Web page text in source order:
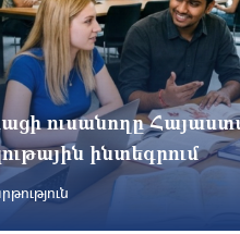
ուսանողը
ինտեգրում